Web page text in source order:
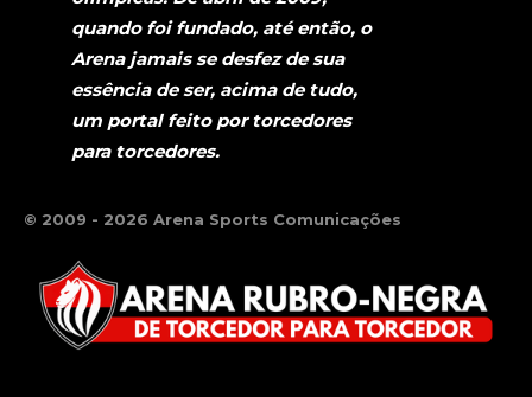
quando foi fundado, até então, o
Arena jamais se desfez de sua
essência de ser, acima de tudo,
um portal feito por torcedores
para torcedores.
© 2009 - 2026 Arena Sports Comunicações